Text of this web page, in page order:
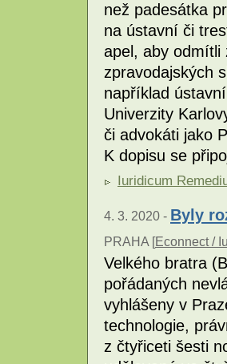
než padesátka
na ústavní či
apel, aby
zpravodajských
například
Univerzity
či advokáti jako
K dopisu se
Iuridicum
4. 3. 2020 - Byly
PRAHA [Econnect /
Velkého bratra
pořádaných
vyhlášeny v
technologie,
z čtyřiceti šesti